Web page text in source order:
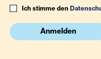
Ich stimme den
Anmelden